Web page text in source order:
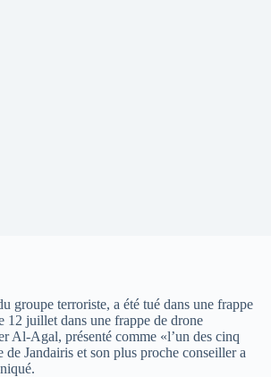
groupe terroriste, a été tué dans une frappe
12 juillet dans une frappe de drone
Al-Agal, présenté comme «l’un des cinq
Jandairis et son plus proche conseiller a